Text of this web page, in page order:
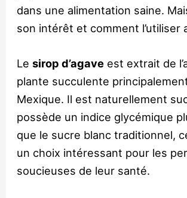
dans une alimentation saine.
son intérêt et comment l’utiliser
Lesirop d’agave est extrait de
plante succulente
Mexique. Il est naturellement
possède un indice glycémique
que le sucre blanc traditionnel,
un choix intéressant pour les
soucieuses de leur santé.